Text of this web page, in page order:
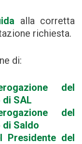
alla corretta
richiesta.
di:
del
SAL
del
Saldo
Presidente del